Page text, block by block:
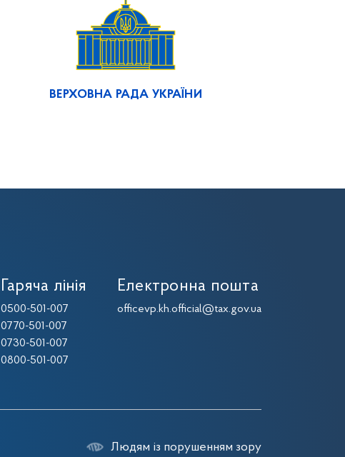
ВЕРХОВНА РАДА УКРАЇНИ
Гаряча лінія
0500-501-007
0770-501-007
0730-501-007
0800-501-007
Електронна пошта
officevp.kh.official@tax.gov.ua
Людям із порушенням зору